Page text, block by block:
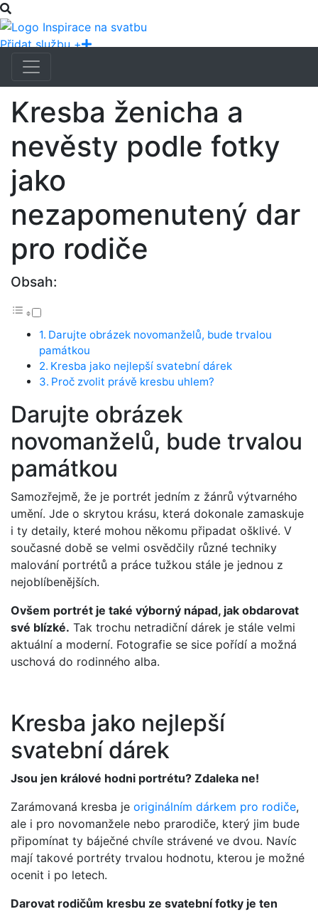
Přidat službu +
Kresba ženicha a
nevěsty podle fotky
jako
nezapomenutený dar
pro rodiče
Obsah:
Darujte obrázek novomanželů, bude trvalou
památkou
Kresba jako nejlepší svatební dárek
Proč zvolit právě kresbu uhlem?
Darujte obrázek
novomanželů, bude trvalou
památkou
Samozřejmě, že je portrét jedním z žánrů výtvarného
umění. Jde o skrytou krásu, která dokonale zamaskuje
i ty detaily, které mohou někomu připadat ošklivé. V
současné době se velmi osvědčily různé techniky
malování portrétů a práce tužkou stále je jednou z
nejoblíbenějších.
Ovšem portrét je také výborný nápad, jak obdarovat
své blízké. Tak trochu netradiční dárek je stále velmi
aktuální a moderní. Fotografie se sice pořídí a možná
uschová do rodinného alba.
Kresba jako nejlepší
svatební dárek
Jsou jen králové hodni portrétu? Zdaleka ne!
Zarámovaná kresba je originálním dárkem pro rodiče,
ale i pro novomanžele nebo prarodiče, který jim bude
připomínat ty báječné chvíle strávené ve dvou. Navíc
mají takové portréty trvalou hodnotu, kterou je možné
ocenit i po letech.
Darovat rodičům kresbu ze svatební fotky je ten